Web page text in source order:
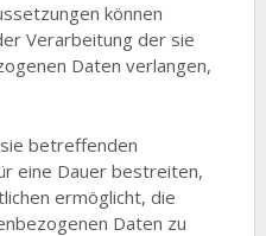
können
Verarbeitung der sie
Daten verlangen,
betreffenden
eine Dauer bestreiten,
ermöglicht, die
Daten zu